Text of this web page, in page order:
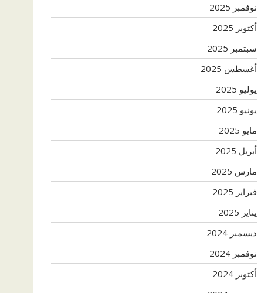
نوفمبر 2025
أكتوبر 2025
سبتمبر 2025
أغسطس 2025
يوليو 2025
يونيو 2025
مايو 2025
أبريل 2025
مارس 2025
فبراير 2025
يناير 2025
ديسمبر 2024
نوفمبر 2024
أكتوبر 2024